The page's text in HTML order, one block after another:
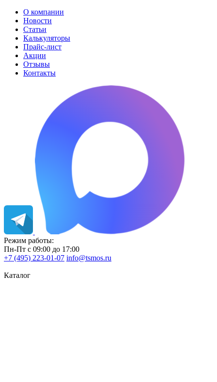
О компании
Новости
Статьи
Калькуляторы
Прайс-лист
Акции
Отзывы
Контакты
Режим работы:
Пн-Пт с 09:00 до 17:00
+7 (495) 223-01-07 info@tsmos.ru
Каталог